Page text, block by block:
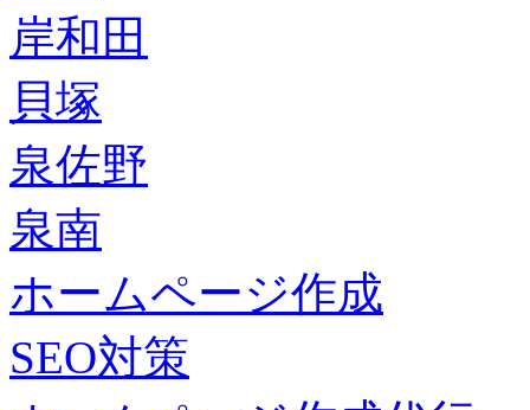
岸和田
貝塚
泉佐野
泉南
ホームページ作成
SEO対策